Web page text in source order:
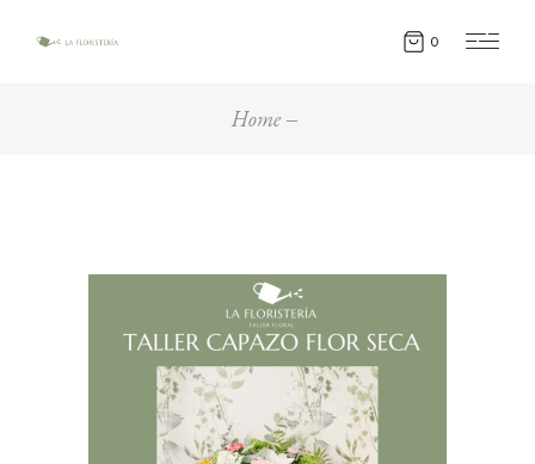
0
Home